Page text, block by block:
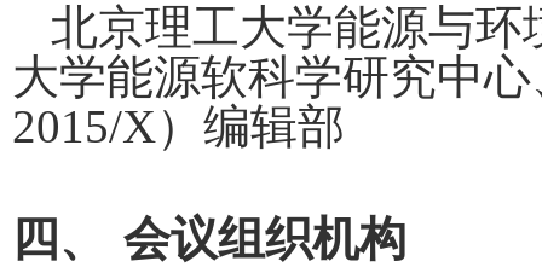
北京理工大学能源与
大学能源软科学研究中
2015/X）编辑部
四、
会议组织机构